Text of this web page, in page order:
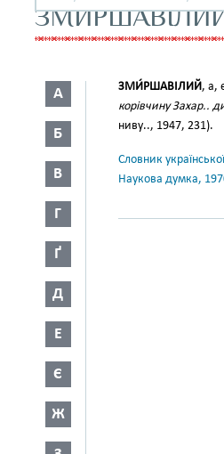
А
Б
В
Г
Ґ
Д
Е
Є
Ж
ЗМИ́РШАВІЛИЙ, а,
корівчину Захар..
ниву.., 1947, 231).
Словник
Наукова думка,